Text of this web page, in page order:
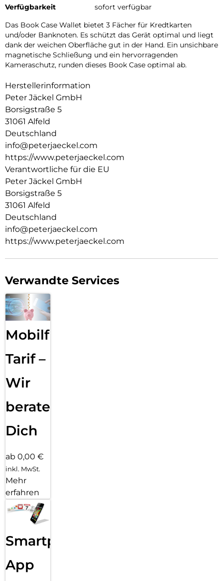
Verfügbarkeit
sofort verfügbar
Das Book Case Wallet bietet 3 Fächer für Kredtkarten
und/oder Banknoten. Es schützt das Gerät optimal und liegt
dank der weichen Oberfläche gut in der Hand. Ein unsichbare
magnetische Schließung und ein hervorragenden
Kameraschutz, runden dieses Book Case optimal ab.
Herstellerinformation
Peter Jäckel GmbH
Borsigstraße 5
31061 Alfeld
Deutschland
info@peterjaeckel.com
https://www.peterjaeckel.com
Verantwortliche für die EU
Peter Jäckel GmbH
Borsigstraße 5
31061 Alfeld
Deutschland
info@peterjaeckel.com
https://www.peterjaeckel.com
Verwandte Services
Mobilfunk
Tarif –
Wir
beraten
Dich
ab 0,00 €
inkl. MwSt.
Mehr
erfahren
Smartphone
App